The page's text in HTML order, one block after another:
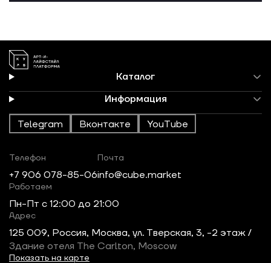
Каталог
Информация
Telegram Вконтакте YouTube
Телефон
+7 906 078-85-06
Почта
info@cube.market
Работаем
Пн-Пт c 12:00 до 21:00
Адрес
125 009, Россия, Москва, ул. Тверская, 3, -2 этаж /
Здание отеля The Carlton, Moscow
Показать на карте